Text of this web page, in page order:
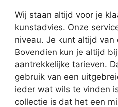
Wij staan altijd voor je
kunstadvies. Onze
niveau. Je kunt altijd van
Bovendien kun je altijd
aantrekkelijke tarieven.
gebruik van een
ieder wat wils te vinden
collectie is dat het een